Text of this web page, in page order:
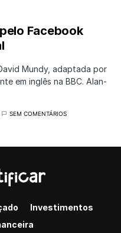
Facebook
Mundy, adaptada por
em inglês na BBC. Alan-
SEM COMENTÁRIOS
Investimentos